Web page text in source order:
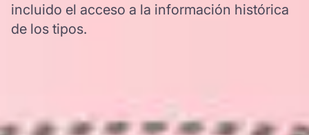
incluido el acceso a la información histórica
de los tipos.